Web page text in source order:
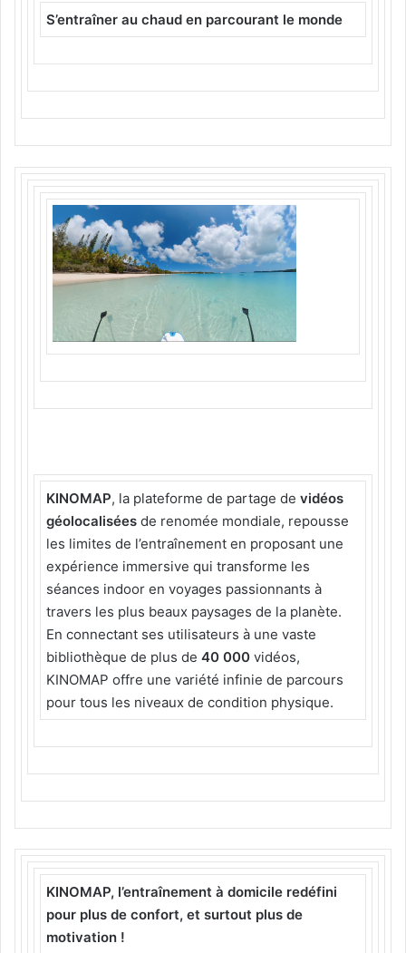
S’entraîner au chaud en parcourant le monde
KINOMAP, la plateforme de partage de vidéos
géolocalisées de renomée mondiale, repousse
les limites de l’entraînement en proposant une
expérience immersive qui transforme les
séances indoor en voyages passionnants à
travers les plus beaux paysages de la planète.
En connectant ses utilisateurs à une vaste
bibliothèque de plus de 40 000 vidéos,
KINOMAP offre une variété infinie de parcours
pour tous les niveaux de condition physique.
KINOMAP, l’entraînement à domicile redéfini
pour plus de confort, et surtout plus de
motivation !